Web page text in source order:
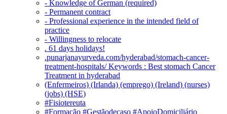
- Knowledge of German (required)
- Permanent contract
- Professional experience in the intended field of
practice
- Willingness to relocate
. 61 days holidays!
.punarjanayurveda.com/hyderabad/stomach-cancer-
treatment-hospitals/ Keywords : Best stomach Cancer
Treatment in hyderabad
(Enfermeiros) (Irlanda) (emprego) (Ireland) (nurses)
(jobs) (HSE)
#Fisiotereuta
#Formação #Gestãodecaso #ApoioDomiciliário